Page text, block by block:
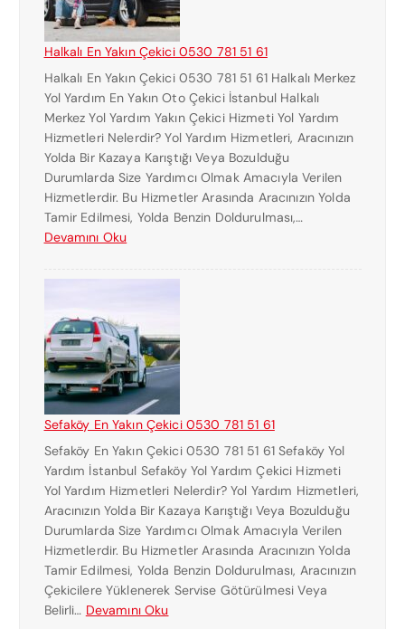
C
I
K
I
C
I
N
U
M
A
R
1
1
6
1
Halkalı En Yakın Çekici 0530 781 51 61
Halkalı En Yakın Çekici 0530 781 51 61 Halkalı Merkez
Yol Yardım En Yakın Oto Çekici İstanbul Halkalı
Merkez Yol Yardım Yakın Çekici Hizmeti Yol Yardım
Hizmetleri Nelerdir? Yol Yardım Hizmetleri, Aracınızın
Yolda Bir Kazaya Karıştığı Veya Bozulduğu
Durumlarda Size Yardımcı Olmak Amacıyla Verilen
Hizmetlerdir. Bu Hizmetler Arasında Aracınızın Yolda
Tamir Edilmesi, Yolda Benzin Doldurulması,…
Devamını Oku:
A
L
I
E
N
Y
A
K
I
N
Ç
E
K
I
C
Sefaköy En Yakın Çekici 0530 781 51 61
Sefaköy En Yakın Çekici 0530 781 51 61 Sefaköy Yol
Yardım İstanbul Sefaköy Yol Yardım Çekici Hizmeti
Yol Yardım Hizmetleri Nelerdir? Yol Yardım Hizmetleri,
Aracınızın Yolda Bir Kazaya Karıştığı Veya Bozulduğu
Durumlarda Size Yardımcı Olmak Amacıyla Verilen
Hizmetlerdir. Bu Hizmetler Arasında Aracınızın Yolda
Tamir Edilmesi, Yolda Benzin Doldurulması, Aracınızın
Çekicilere Yüklenerek Servise Götürülmesi Veya
Belirli… Devamını Oku: